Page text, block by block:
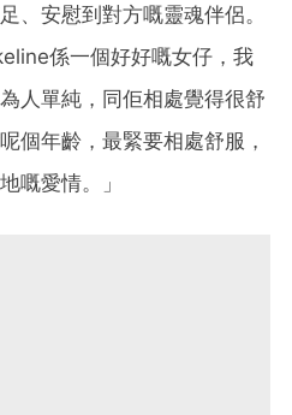
、安慰到對方嘅靈魂伴侶。
係一個好好嘅女仔，我
人單純，同佢相處覺得很舒
個年齡，最緊要相處舒服，
嘅愛情。」